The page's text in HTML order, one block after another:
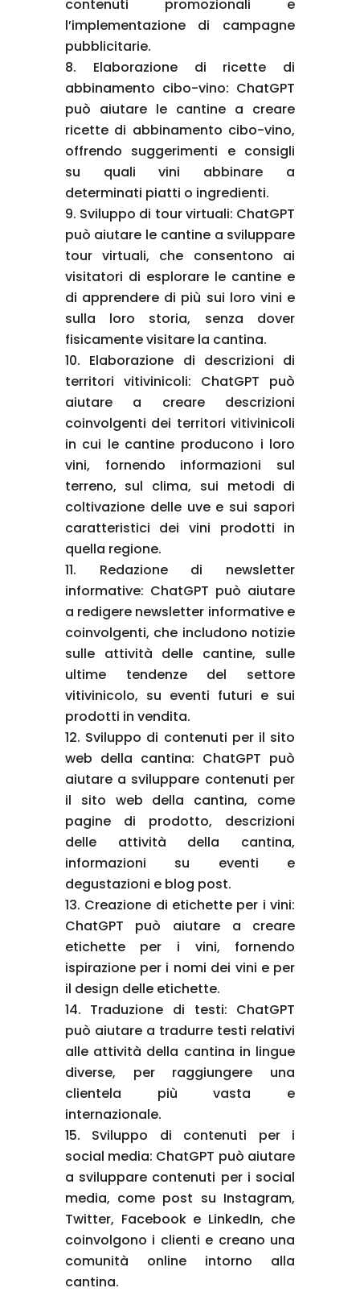
contenuti promozionali e
l’implementazione di campagne
pubblicitarie.
Elaborazione di ricette di
abbinamento cibo-vino: ChatGPT
può aiutare le cantine a creare
ricette di abbinamento cibo-vino,
offrendo suggerimenti e consigli
su quali vini abbinare a
determinati piatti o ingredienti.
Sviluppo di tour virtuali: ChatGPT
può aiutare le cantine a sviluppare
tour virtuali, che consentono ai
visitatori di esplorare le cantine e
di apprendere di più sui loro vini e
sulla loro storia, senza dover
fisicamente visitare la cantina.
Elaborazione di descrizioni di
territori vitivinicoli: ChatGPT può
aiutare a creare descrizioni
coinvolgenti dei territori vitivinicoli
in cui le cantine producono i loro
vini, fornendo informazioni sul
terreno, sul clima, sui metodi di
coltivazione delle uve e sui sapori
caratteristici dei vini prodotti in
quella regione.
Redazione di newsletter
informative: ChatGPT può aiutare
a redigere newsletter informative e
coinvolgenti, che includono notizie
sulle attività delle cantine, sulle
ultime tendenze del settore
vitivinicolo, su eventi futuri e sui
prodotti in vendita.
Sviluppo di contenuti per il sito
web della cantina: ChatGPT può
aiutare a sviluppare contenuti per
il sito web della cantina, come
pagine di prodotto, descrizioni
delle attività della cantina,
informazioni su eventi e
degustazioni e blog post.
Creazione di etichette per i vini:
ChatGPT può aiutare a creare
etichette per i vini, fornendo
ispirazione per i nomi dei vini e per
il design delle etichette.
Traduzione di testi: ChatGPT
può aiutare a tradurre testi relativi
alle attività della cantina in lingue
diverse, per raggiungere una
clientela più vasta e
internazionale.
Sviluppo di contenuti per i
social media: ChatGPT può aiutare
a sviluppare contenuti per i social
media, come post su Instagram,
Twitter, Facebook e LinkedIn, che
coinvolgono i clienti e creano una
comunità online intorno alla
cantina.